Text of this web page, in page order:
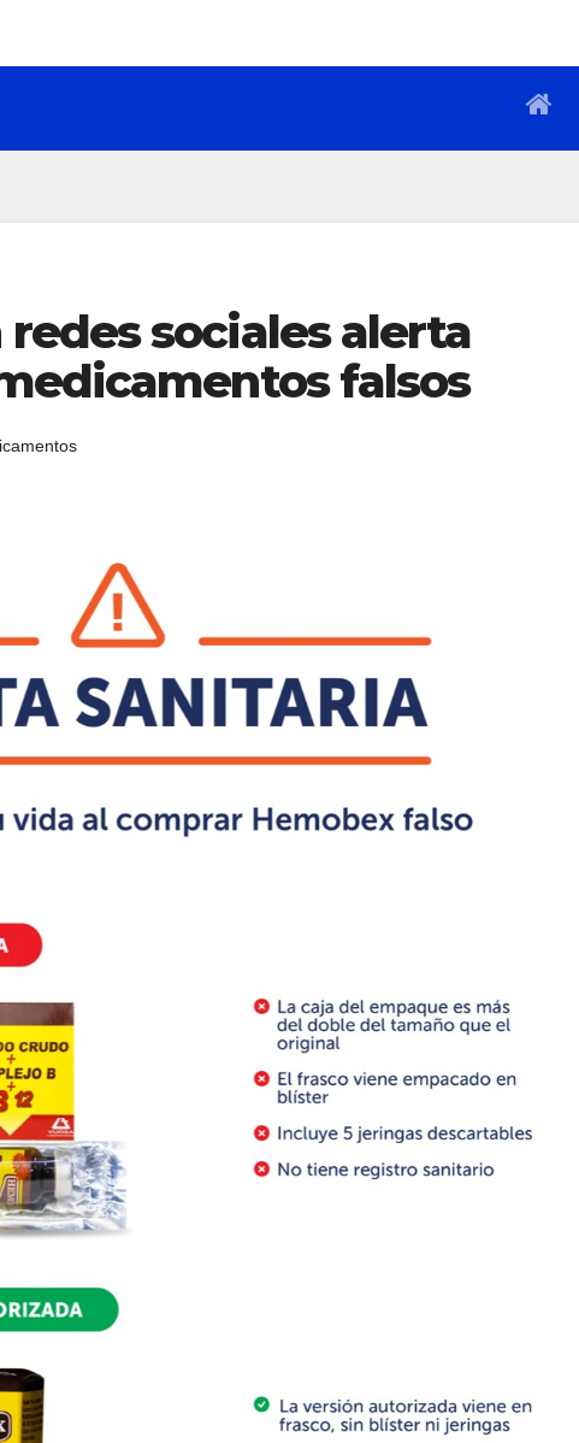
sociales alerta
falsos